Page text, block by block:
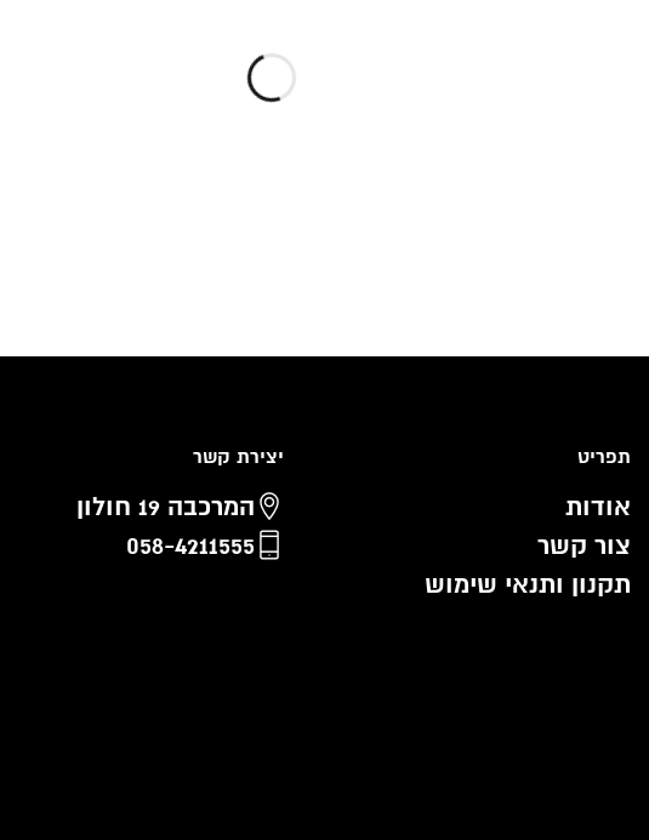
תפריט
אודות
צור קשר
תקנון ותנאי שימוש
יצירת קשר
המרכבה 19 חולון
058-4211555